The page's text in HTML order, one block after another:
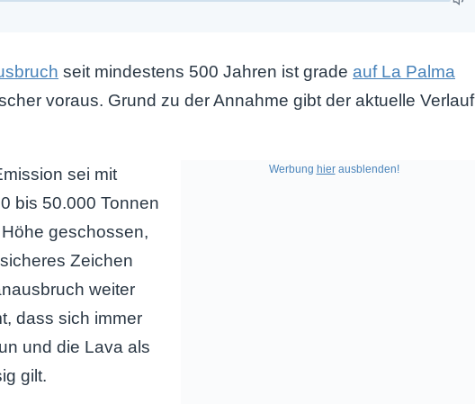
seit mindestens 500 Jahren ist grade auf La Palma
voraus. Grund zu der Annahme gibt der aktuelle Verlauf
Werbung hierausblenden!
sei mit
bis 50.000 Tonnen
geschossen,
Zeichen
weiter
dass sich immer
und die Lava als
gilt.